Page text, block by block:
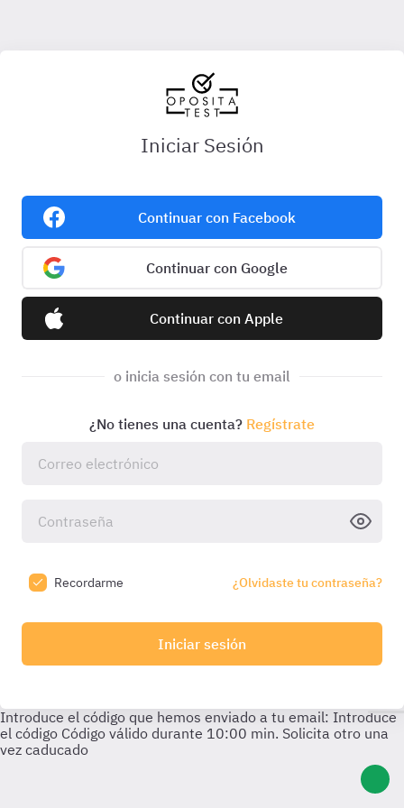
Iniciar Sesión
Continuar con Facebook
Continuar con Google
Continuar con Apple
o inicia sesión con tu email
¿No tienes una cuenta? Regístrate
Recordarme ¿Olvidaste tu contraseña?
Iniciar sesión
Introduce el código que hemos enviado a tu email: Introduce
el código Código válido durante 10:00 min. Solicita otro una
vez caducado